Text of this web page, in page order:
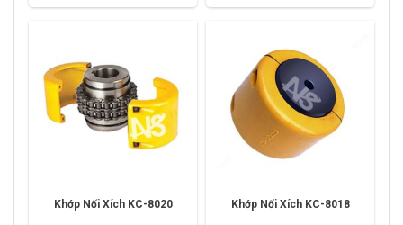
Khớp Nối Xích KC-8020 Khớp Nối Xích KC-8018